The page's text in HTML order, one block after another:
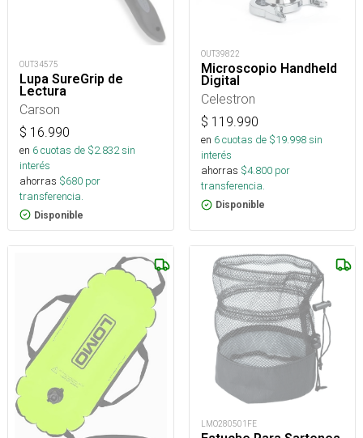
OUT34575
Lupa SureGrip de
Lectura
Carson
$ 16.990
en 6cuotas de $2.832sin
interés
ahorras $680 por
transferencia.
Disponible
OUT39822
Microscopio Handheld
Digital
Celestron
$ 119.990
en 6cuotas de $19.998sin
interés
ahorras $4.800 por
transferencia.
Disponible
LMO280501FE